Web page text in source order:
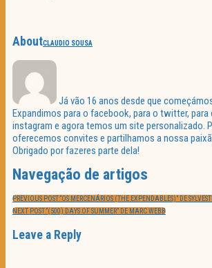
AboutCLAUDIO SOUSA
Já vão 16 anos desde que
Expandimos para o facebook, para o twitter, para
instagram e agora temos um site personalizado.
oferecemos convites e partilhamos a nossa
Obrigado por fazeres parte dela!
Navegação de artigos
PREVIOUS POST:“OS MERCENÁRIOS (THE EXPENDABLES)” DE
NEXT POST:“(500) DAYS OF SUMMER” DE MARC WEBB
Leave a Reply